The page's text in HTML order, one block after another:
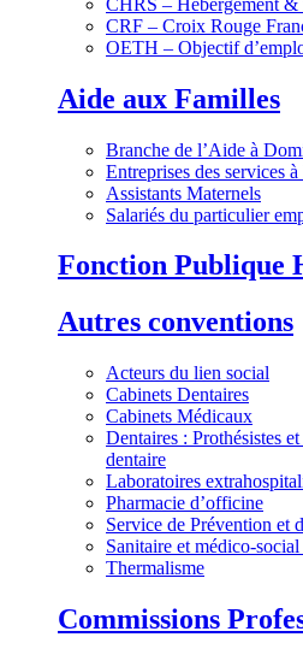
CRF – Croix Rouge
OETH – Objectif
Aide aux Familles
Branche de l’Aide à
Entreprises des services
Assistants Maternels
Salariés du particulier
Fonction Publique
Autres conventions
Acteurs du lien social
Cabinets Dentaires
Cabinets Médicaux
Dentaires : Prothésistes
dentaire
Laboratoires
Pharmacie d’officine
Service de Prévention et
Sanitaire et médico-
Thermalisme
Commissions